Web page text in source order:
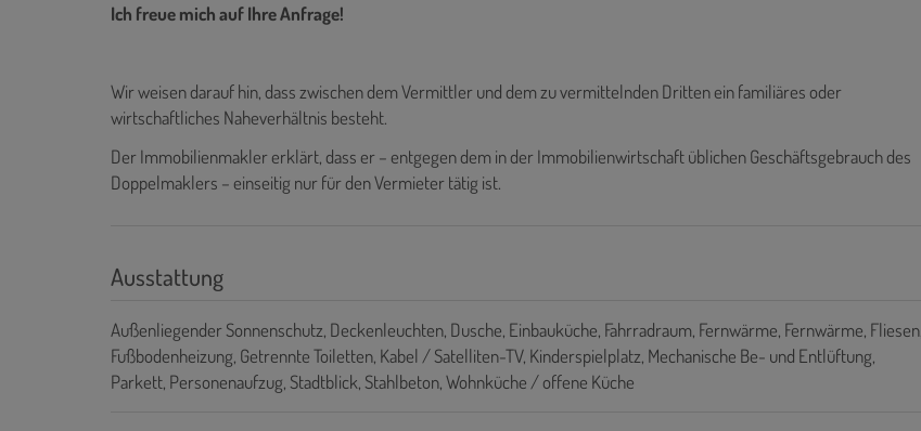
Ich freue mich auf Ihre Anfrage!
Wir weisen darauf hin, dass zwischen dem Vermittler und dem zu vermittelnden Dritten ein familiäres oder
wirtschaftliches Naheverhältnis besteht.
Der Immobilienmakler erklärt, dass er – entgegen dem in der Immobilienwirtschaft üblichen Geschäftsgebrauch des
Doppelmaklers – einseitig nur für den Vermieter tätig ist.
Ausstattung
Außenliegender Sonnenschutz Deckenleuchten Dusche Einbauküche Fahrradraum Fernwärme Fernwärme Fliesen
Fußbodenheizung Getrennte Toiletten Kabel / Satelliten-TV Kinderspielplatz Mechanische Be- und Entlüftung
Parkett Personenaufzug Stadtblick Stahlbeton Wohnküche / offene Küche